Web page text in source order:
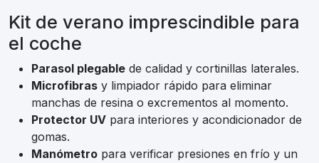
Kit de verano imprescindible para
el coche
Parasol plegable de calidad y cortinillas laterales.
Microfibras y limpiador rápido para eliminar
manchas de resina o excrementos al momento.
Protector UV para interiores y acondicionador de
gomas.
Manómetro para verificar presiones en frío y un